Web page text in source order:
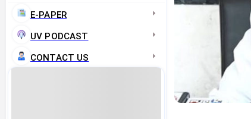
E-PAPER
UV PODCAST
CONTACT US